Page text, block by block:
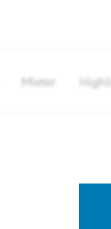
Mieter